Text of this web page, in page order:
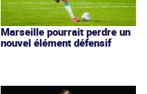
Marseille pourrait perdre un
nouvel élément défensif